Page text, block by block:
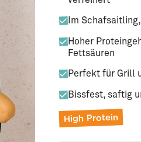
Im
Hoher
Fettsäuren
Perfekt für Grill
Bissfest, saftig
High Protein